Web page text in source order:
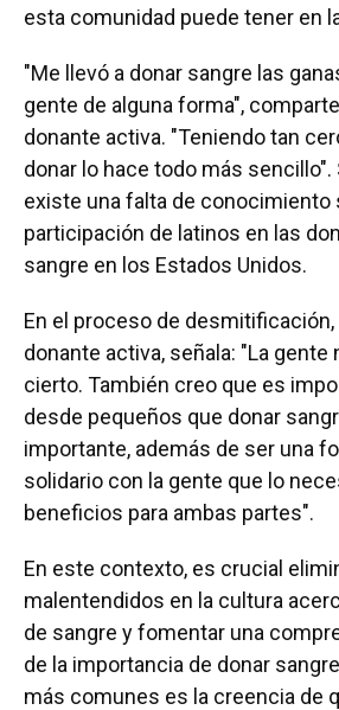
esta comunidad puede tener en
"Me llevó a donar sangre las
gente de alguna forma",
donante activa. "Teniendo tan
donar lo hace todo más sencillo".
existe una falta de conocimiento
participación de latinos en las
sangre en los Estados Unidos.
En el proceso de desmitificación,
donante activa, señala: "La gente
cierto. También creo que es
desde pequeños que donar
importante, además de ser una
solidario con la gente que lo
beneficios para ambas partes".
En este contexto, es crucial
malentendidos en la cultura
de sangre y fomentar una
de la importancia de donar
más comunes es la creencia de